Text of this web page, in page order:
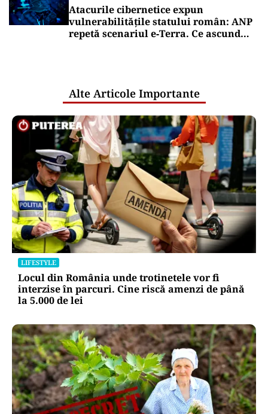
Atacurile cibernetice expun
vulnerabilitățile statului român: ANP
repetă scenariul e‑Terra. Ce ascund
Alte Articole Importante
LIFESTYLE
Locul din România unde trotinetele vor fi
interzise în parcuri. Cine riscă amenzi de până
la 5.000 de lei